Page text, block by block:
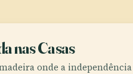
nas Casas
onde a